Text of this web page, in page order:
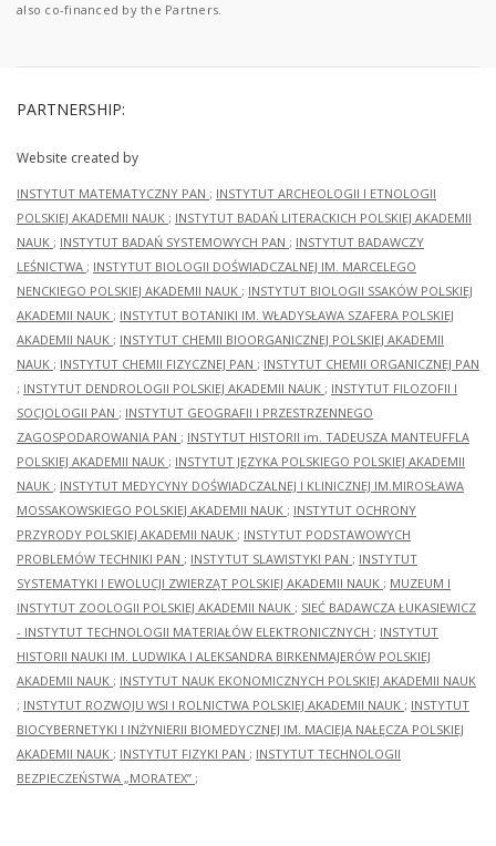
also co-financed by the Partners.
PARTNERSHIP:
Website created by
INSTYTUT MATEMATYCZNY PAN ; INSTYTUT ARCHEOLOGII I ETNOLOGII
POLSKIEJ AKADEMII NAUK ; INSTYTUT BADAŃ LITERACKICH POLSKIEJ AKADEMII
NAUK ; INSTYTUT BADAŃ SYSTEMOWYCH PAN ; INSTYTUT BADAWCZY
LEŚNICTWA ; INSTYTUT BIOLOGII DOŚWIADCZALNEJ IM. MARCELEGO
NENCKIEGO POLSKIEJ AKADEMII NAUK ; INSTYTUT BIOLOGII SSAKÓW POLSKIEJ
AKADEMII NAUK ; INSTYTUT BOTANIKI IM. WŁADYSŁAWA SZAFERA POLSKIEJ
AKADEMII NAUK ; INSTYTUT CHEMII BIOORGANICZNEJ POLSKIEJ AKADEMII
NAUK ; INSTYTUT CHEMII FIZYCZNEJ PAN ; INSTYTUT CHEMII ORGANICZNEJ PAN
; INSTYTUT DENDROLOGII POLSKIEJ AKADEMII NAUK ; INSTYTUT FILOZOFII I
SOCJOLOGII PAN ; INSTYTUT GEOGRAFII I PRZESTRZENNEGO
ZAGOSPODAROWANIA PAN ; INSTYTUT HISTORII im. TADEUSZA MANTEUFFLA
POLSKIEJ AKADEMII NAUK ; INSTYTUT JĘZYKA POLSKIEGO POLSKIEJ AKADEMII
NAUK ; INSTYTUT MEDYCYNY DOŚWIADCZALNEJ I KLINICZNEJ IM.MIROSŁAWA
MOSSAKOWSKIEGO POLSKIEJ AKADEMII NAUK ; INSTYTUT OCHRONY
PRZYRODY POLSKIEJ AKADEMII NAUK ; INSTYTUT PODSTAWOWYCH
PROBLEMÓW TECHNIKI PAN ; INSTYTUT SLAWISTYKI PAN ; INSTYTUT
SYSTEMATYKI I EWOLUCJI ZWIERZĄT POLSKIEJ AKADEMII NAUK ; MUZEUM I
INSTYTUT ZOOLOGII POLSKIEJ AKADEMII NAUK ; SIEĆ BADAWCZA ŁUKASIEWICZ
- INSTYTUT TECHNOLOGII MATERIAŁÓW ELEKTRONICZNYCH ; INSTYTUT
HISTORII NAUKI IM. LUDWIKA I ALEKSANDRA BIRKENMAJERÓW POLSKIEJ
AKADEMII NAUK ; INSTYTUT NAUK EKONOMICZNYCH POLSKIEJ AKADEMII NAUK
; INSTYTUT ROZWOJU WSI I ROLNICTWA POLSKIEJ AKADEMII NAUK ; INSTYTUT
BIOCYBERNETYKI I INŻYNIERII BIOMEDYCZNEJ IM. MACIEJA NAŁĘCZA POLSKIEJ
AKADEMII NAUK ; INSTYTUT FIZYKI PAN ; INSTYTUT TECHNOLOGII
BEZPIECZEŃSTWA „MORATEX” ;